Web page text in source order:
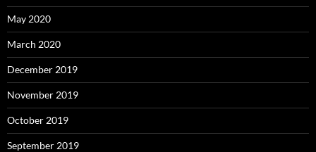
May 2020
March 2020
December 2019
November 2019
October 2019
September 2019